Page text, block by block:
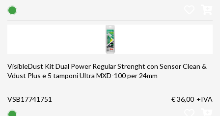
VisibleDust Kit Dual Power Regular Strenght con Sensor Clean &
Vdust Plus e 5 tamponi Ultra MXD-100 per 24mm
VSB17741751 € 36,00 +IVA